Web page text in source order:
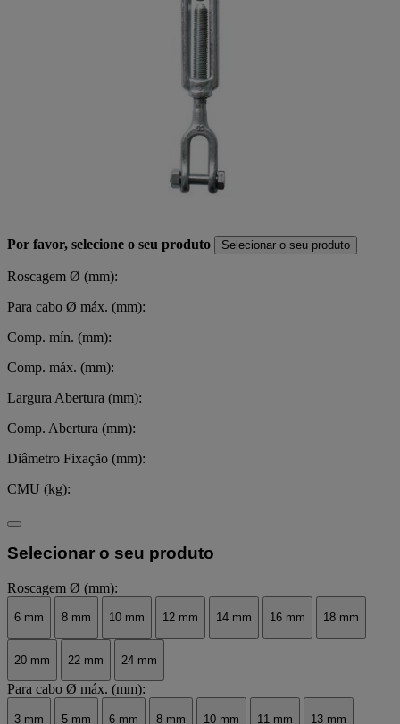
Por favor, selecione o seu produto Selecionar o seu produto
Roscagem Ø (mm):
Para cabo Ø máx. (mm):
Comp. mín. (mm):
Comp. máx. (mm):
Largura Abertura (mm):
Comp. Abertura (mm):
Diâmetro Fixação (mm):
CMU (kg):
Selecionar o seu produto
Roscagem Ø (mm):
6 mm 8 mm 10 mm 12 mm 14 mm 16 mm 18 mm
20 mm 22 mm 24 mm
Para cabo Ø máx. (mm):
3 mm 5 mm 6 mm 8 mm 10 mm 11 mm 13 mm